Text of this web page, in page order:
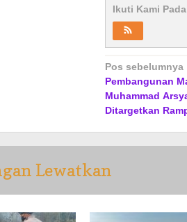
Ikuti Kami Pada
Navigasi
pos
Pos sebelumnya
Pembangunan
Muhammad
Ditargetkan
Lewatkan